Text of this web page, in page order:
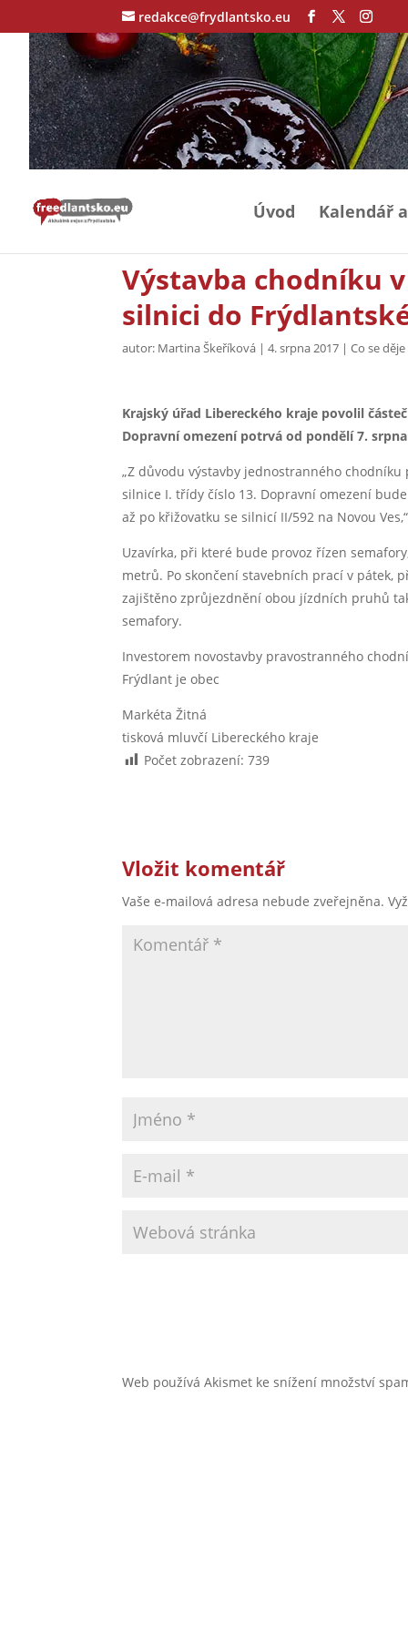
redakce@frydlantsko.eu
Úvod Kalendář
Výstavba chodníku
silnici do
autor: Martina Škeříková |4. srpna 2017 |Co se
Krajský úřad Libereckého kraje povolil
Dopravní omezení potrvá od pondělí 7.
„Z důvodu výstavby jednostranného
silnice I. třídy číslo 13. Dopravní omezení
až po křižovatku se silnicí II/592 na Novou
Uzavírka, při které bude provoz řízen
metrů. Po skončení stavebních prací v pátek,
zajištěno zprůjezdnění obou jízdních pruhů
semafory.
Investorem novostavby pravostranného
Frýdlant je obec
Markéta Žitná
tisková mluvčí Libereckého kraje
Počet zobrazení: 739
Vložit komentář
Vaše e-mailová adresa nebude zveřejněna.
Web používá Akismet ke snížení množství